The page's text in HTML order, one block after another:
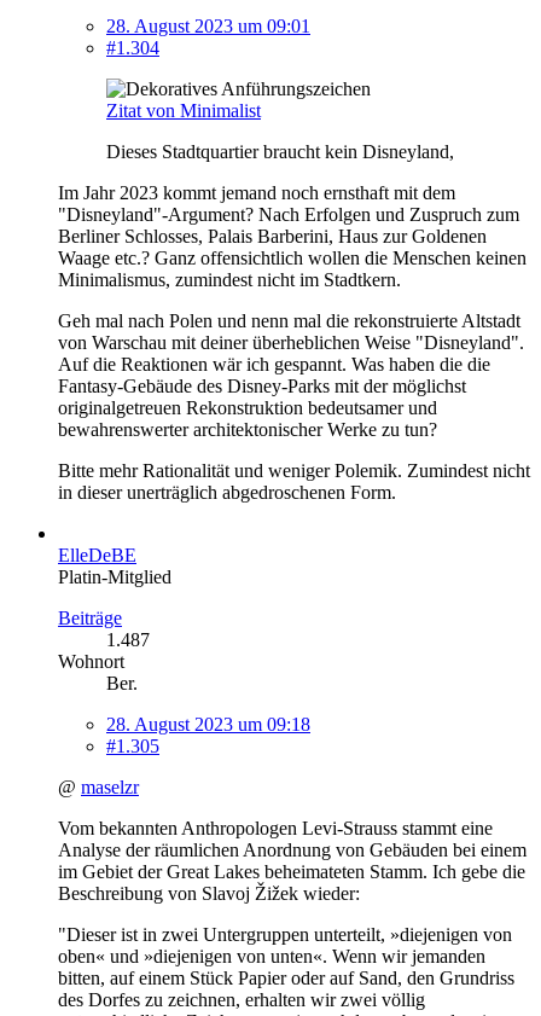
28. August 2023 um 09:01
#1.304
Zitat von Minimalist
Dieses Stadtquartier braucht kein Disneyland,
Im Jahr 2023 kommt jemand noch ernsthaft mit dem
"Disneyland"-Argument? Nach Erfolgen und Zuspruch zum
Berliner Schlosses, Palais Barberini, Haus zur Goldenen
Waage etc.? Ganz offensichtlich wollen die Menschen keinen
Minimalismus, zumindest nicht im Stadtkern.
Geh mal nach Polen und nenn mal die rekonstruierte Altstadt
von Warschau mit deiner überheblichen Weise "Disneyland".
Auf die Reaktionen wär ich gespannt. Was haben die die
Fantasy-Gebäude des Disney-Parks mit der möglichst
originalgetreuen Rekonstruktion bedeutsamer und
bewahrenswerter architektonischer Werke zu tun?
Bitte mehr Rationalität und weniger Polemik. Zumindest nicht
in dieser unerträglich abgedroschenen Form.
ElleDeBE
Platin-Mitglied
Beiträge
1.487
Wohnort
Ber.
28. August 2023 um 09:18
#1.305
@ maselzr
Vom bekannten Anthropologen Levi-Strauss stammt eine
Analyse der räumlichen Anordnung von Gebäuden bei einem
im Gebiet der Great Lakes beheimateten Stamm. Ich gebe die
Beschreibung von Slavoj Žižek wieder:
"Dieser ist in zwei Untergruppen unterteilt, »diejenigen von
oben« und »diejenigen von unten«. Wenn wir jemanden
bitten, auf einem Stück Papier oder auf Sand, den Grundriss
des Dorfes zu zeichnen, erhalten wir zwei völlig